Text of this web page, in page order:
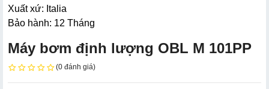
Xuất xứ: Italia
Bảo hành: 12 Tháng
Máy bơm định lượng OBL M 101PP
(0 đánh giá)